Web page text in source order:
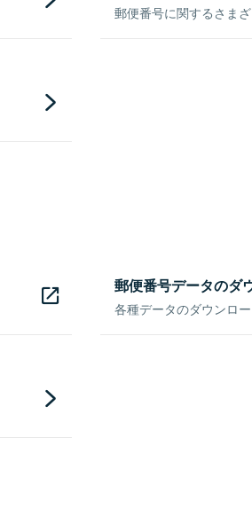
郵便番号に関するさま
郵便番号データのダ
各種データのダウンロ